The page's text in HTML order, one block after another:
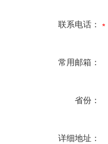
联系电话：
常用邮箱：
省份：
详细地址：